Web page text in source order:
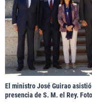
El ministro José Guirao
presencia de S. M. el Rey.